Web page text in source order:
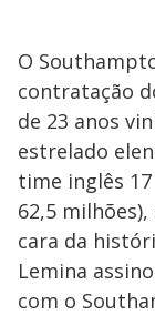
O
contratação
de 23 anos
estrelado
time inglês
62,5
cara da
Lemina
com o